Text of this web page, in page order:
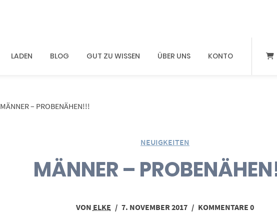
LADEN BLOG GUT ZU WISSEN ÜBER UNS KONTO
MÄNNER – PROBENÄHEN!!!
NEUIGKEITEN
MÄNNER –
VON ELKE / 7. NOVEMBER 2017 / KOMMENTARE 0